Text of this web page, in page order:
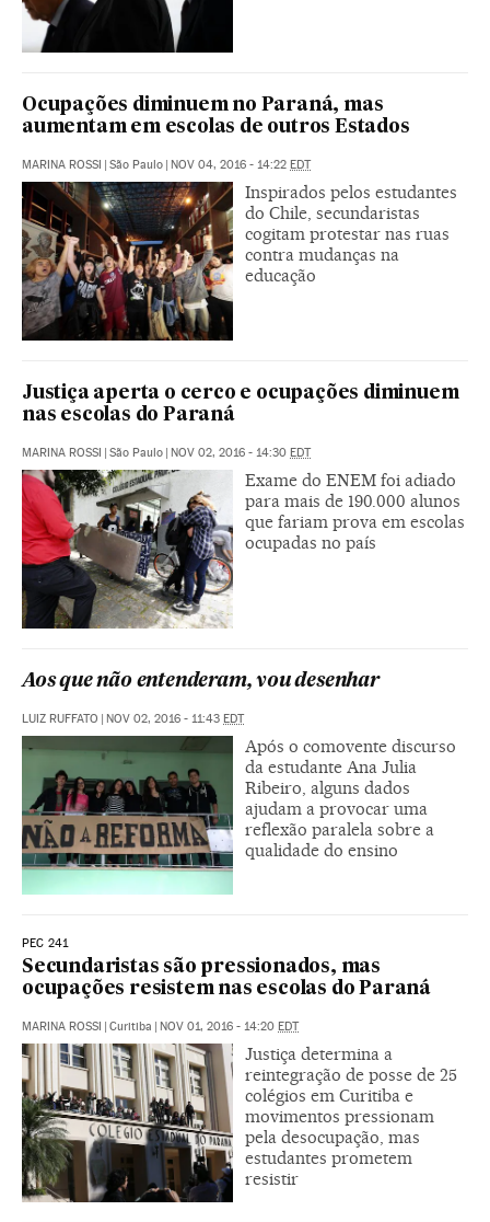
Ocupações diminuem no Paraná, mas
aumentam em escolas de outros Estados
MARINA ROSSI | São Paulo | NOV 04, 2016 - 14:22 EDT
Inspirados pelos estudantes
do Chile, secundaristas
cogitam protestar nas ruas
contra mudanças na
educação
Justiça aperta o cerco e ocupações diminuem
nas escolas do Paraná
MARINA ROSSI | São Paulo | NOV 02, 2016 - 14:30 EDT
Exame do ENEM foi adiado
para mais de 190.000 alunos
que fariam prova em escolas
ocupadas no país
Aos que não entenderam, vou desenhar
LUIZ RUFFATO | NOV 02, 2016 - 11:43 EDT
Após o comovente discurso
da estudante Ana Julia
Ribeiro, alguns dados
ajudam a provocar uma
reflexão paralela sobre a
qualidade do ensino
PEC 241
Secundaristas são pressionados, mas
ocupações resistem nas escolas do Paraná
MARINA ROSSI | Curitiba | NOV 01, 2016 - 14:20 EDT
Justiça determina a
reintegração de posse de 25
colégios em Curitiba e
movimentos pressionam
pela desocupação, mas
estudantes prometem
resistir